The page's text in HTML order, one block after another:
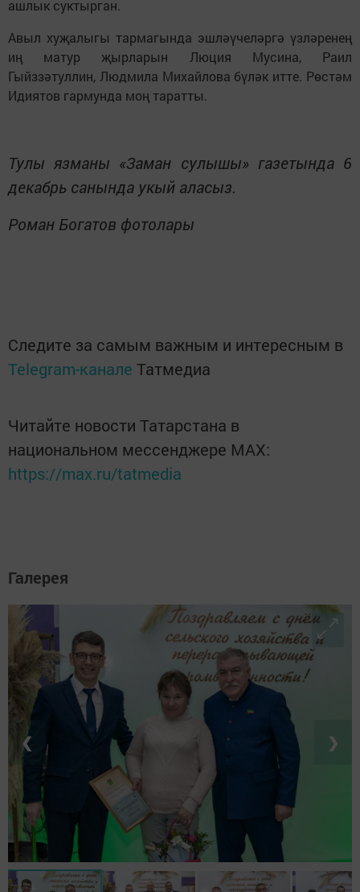
ашлык суктырган.
Авыл хуҗалыгы тармагында эшләүчеләргә үзләренең
иң матур җырларын Люция Мусина, Раил
Гыйззәтуллин, Людмила Михайлова бүләк итте. Рөстәм
Идиятов гармунда моң таратты.
Тулы язманы «Заман сулышы» газетында 6
декабрь санында укый аласыз.
Роман Богатов фотолары
Следите за самым важным и интересным в
Telegram-канале Татмедиа
Читайте новости Татарстана в
национальном мессенджере MАХ:
https://max.ru/tatmedia
Галерея
❮ ❯